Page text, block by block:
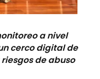
a nivel
cerco digital de
de abuso